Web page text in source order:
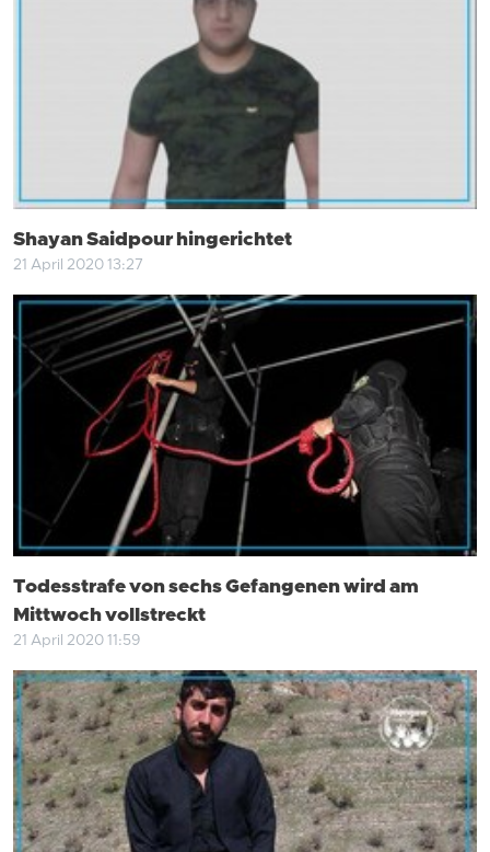
Shayan Saidpour hingerichtet
21 April 2020 13:27
Todesstrafe von sechs Gefangenen wird am
Mittwoch vollstreckt
21 April 2020 11:59